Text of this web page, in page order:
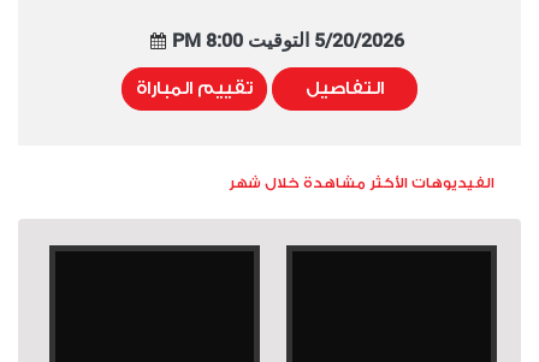
5/20/2026 التوقيت 8:00 PM
التفاصيل تقييم المباراة
الفيديوهات الأكثر مشاهدة خلال شهر